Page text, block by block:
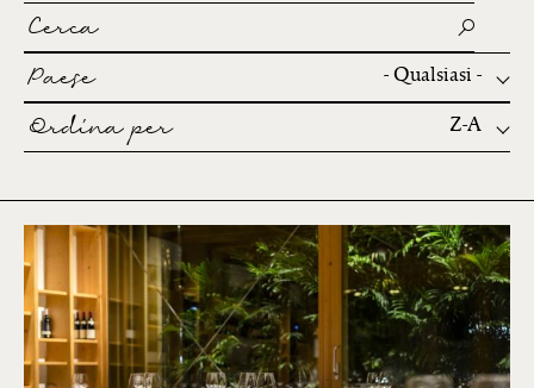
Cerca
Paese
- Qualsiasi -
Ordina per Z-A